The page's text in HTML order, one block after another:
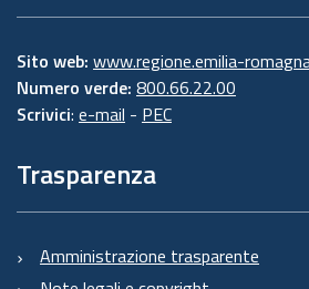
Sito web: www.regione.emilia-
Numero verde: 800.66.22.00
Scrivici: e-mail - PEC
Trasparenza
Amministrazione trasparente